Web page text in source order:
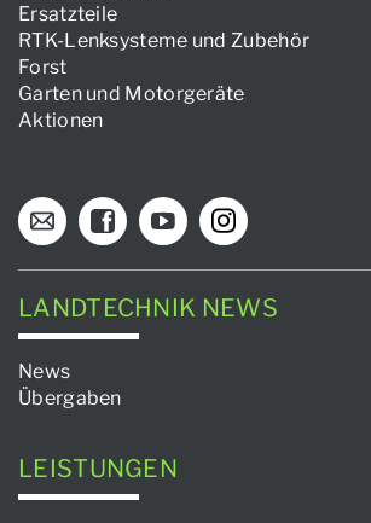
Ersatzteile
RTK-Lenksysteme und Zubehör
Forst
Garten und Motorgeräte
Aktionen
LANDTECHNIK NEWS
News
Übergaben
LEISTUNGEN